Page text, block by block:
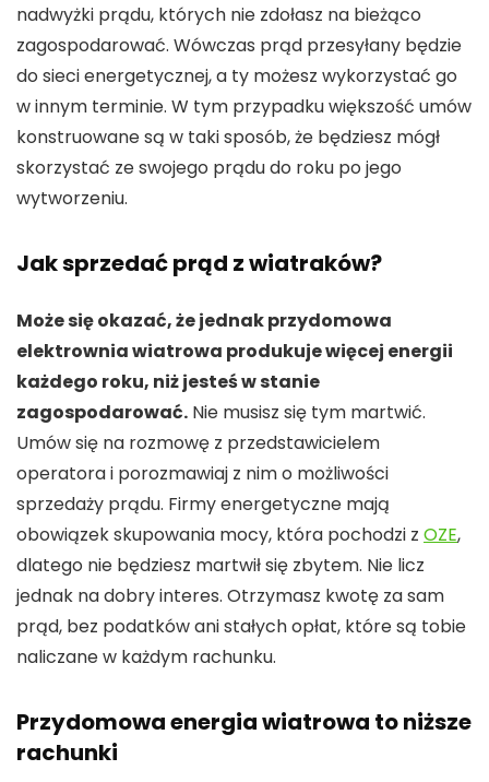
nadwyżki prądu, których nie zdołasz na bieżąco
zagospodarować. Wówczas prąd przesyłany będzie
do sieci energetycznej, a ty możesz wykorzystać go
w innym terminie. W tym przypadku większość umów
konstruowane są w taki sposób, że będziesz mógł
skorzystać ze swojego prądu do roku po jego
wytworzeniu.
Jak sprzedać prąd z wiatraków?
Może się okazać, że jednak przydomowa
elektrownia wiatrowa produkuje więcej energii
każdego roku, niż jesteś w stanie
zagospodarować. Nie musisz się tym martwić.
Umów się na rozmowę z przedstawicielem
operatora i porozmawiaj z nim o możliwości
sprzedaży prądu. Firmy energetyczne mają
obowiązek skupowania mocy, która pochodzi z OZE,
dlatego nie będziesz martwił się zbytem. Nie licz
jednak na dobry interes. Otrzymasz kwotę za sam
prąd, bez podatków ani stałych opłat, które są tobie
naliczane w każdym rachunku.
Przydomowa energia wiatrowa to niższe
rachunki